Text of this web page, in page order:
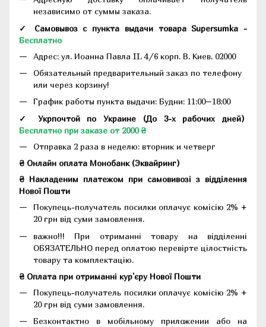
независимо от суммы заказа.
✓ Самовывоз с пункта выдачи товара Supersumka -
Бесплатно
Адрес: ул. Иоанна Павла II, 4/6 корп. В, Киев, 02000
Обязательный предварительный заказ по телефону
или через корзину!
График работы пункта выдачи: Будни: 11:00–18:00
✓ Укрпочтой по Украине (До 3-х рабочих дней)
Бесплатно при заказе от 2000 ₴
Отправка 2 раза в неделю: вторник и четверг
₴ Онлайн оплата Монобанк (Эквайринг)
₴ Накладеним платежом при самовивозі з відділення
Нової Пошти
Покупець-получатель посилки оплачує комісію 2% +
20 грн від суми замовлення.
важно!!! При отриманні товару на відділенні
ОБЯЗАТЕЛЬНО перед оплатою перевірте цілостність
товару та комплектацію.
₴ Оплата при отриманні кур'єру Нової Пошти
Покупець-получатель посилки оплачує комісію 2% +
20 грн від суми замовлення.
Безконтактно в мобільному приложении або на